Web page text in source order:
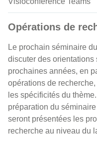
Opérations de
Le prochain séminaire
discuter des
prochaines années, en
opérations de
les spécificités du
préparation du
seront présentées les
recherche au niveau du